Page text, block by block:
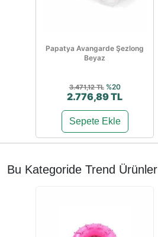
Papatya Avangarde Şezlong
Beyaz
3.471,12 TL %20
2.776,89 TL
Sepete Ekle
Bu Kategoride Trend Ürünler